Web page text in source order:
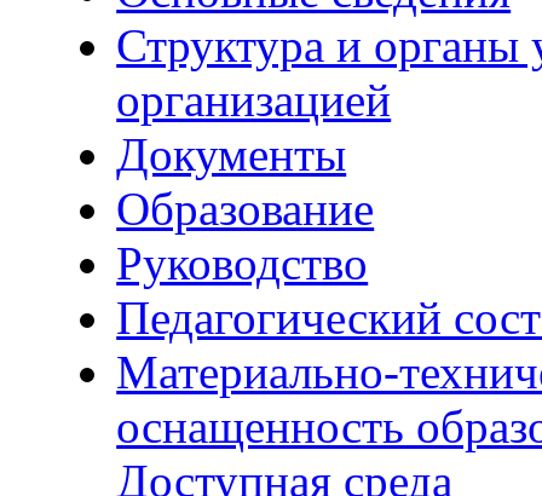
Структура и органы
организацией
Документы
Образование
Руководство
Педагогический
Материально-
оснащенность
Доступная среда